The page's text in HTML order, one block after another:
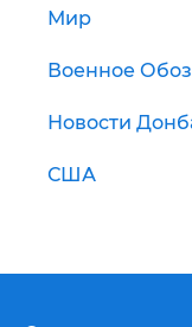
Мир
Военное
Новости
США